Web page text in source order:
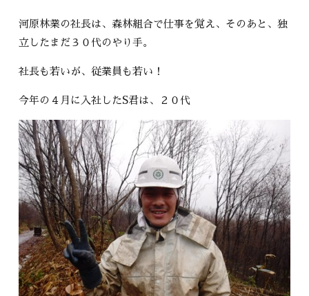
河原林業の社長は、森林組合で仕事を覚え、そのあと、独
立したまだ３０代のやり手。
社長も若いが、従業員も若い！
今年の４月に入社したS君は、２０代